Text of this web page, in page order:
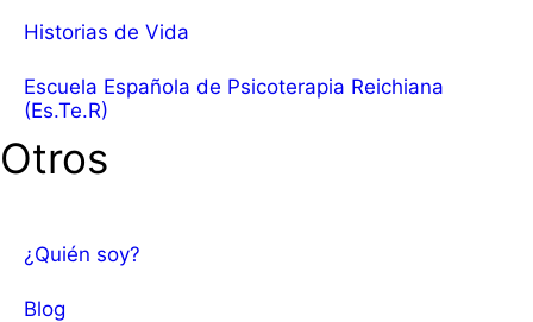
Historias de Vida
Escuela Española de Psicoterapia Reichiana
(Es.Te.R)
Otros
¿Quién soy?
Blog